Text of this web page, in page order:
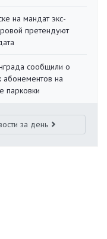
на мандат экс-
претендуют
сообщили о
абонементов на
парковки
за день